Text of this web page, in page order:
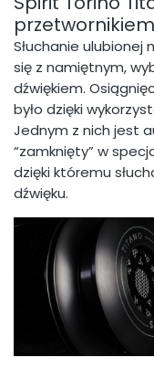
przetwornikiem
Słuchanie ulubionej
się z namiętnym,
dźwiękiem.
było dzięki
Jednym z nich jest
“zamknięty” w
dzięki któremu
dźwięku.